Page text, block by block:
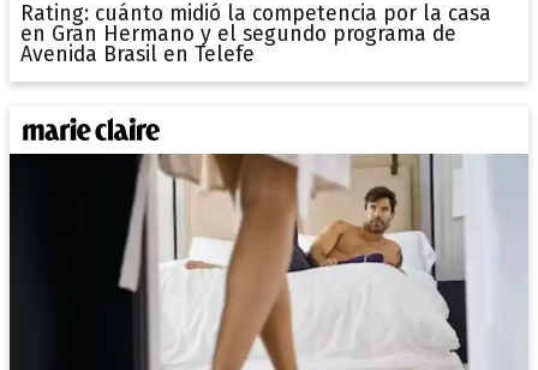
Rating: cuánto midió la competencia por la casa
en Gran Hermano y el segundo programa de
Avenida Brasil en Telefe